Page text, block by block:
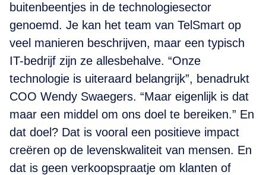
buitenbeentjes in de technologiesector
genoemd. Je kan het team van TelSmart op
veel manieren beschrijven, maar een typisch
IT-bedrijf zijn ze allesbehalve. “Onze
technologie is uiteraard belangrijk”, benadrukt
COO Wendy Swaegers. “Maar eigenlijk is dat
maar een middel om ons doel te bereiken.” En
dat doel? Dat is vooral een positieve impact
creëren op de levenskwaliteit van mensen. En
dat is geen verkoopspraatje om klanten of